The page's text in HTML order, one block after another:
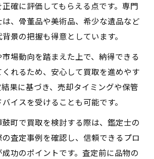
確に評価してもらえる点です。専門
、骨董品や美術品、希少な遺品など
景の把握も得意としています。
場動向を踏まえた上で、納得できる
れるため、安心して買取を進めやす
結果に基づき、売却タイミングや保管
イスを受けることも可能です。
町で買取を検討する際は、鑑定士の
査定事例を確認し、信頼できるプロ
功のポイントです。査定前に品物の